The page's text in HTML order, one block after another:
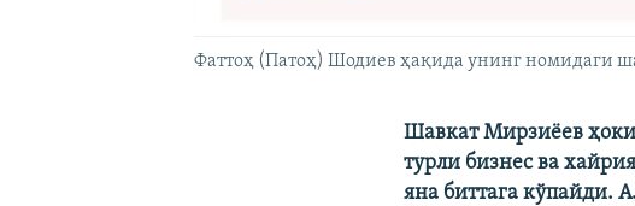
Фаттоҳ (Патоҳ) Шодиев ҳақида унинг номидаги
Шавкат Мирзиëев
турли бизнес ва
яна биттага кўпайди.